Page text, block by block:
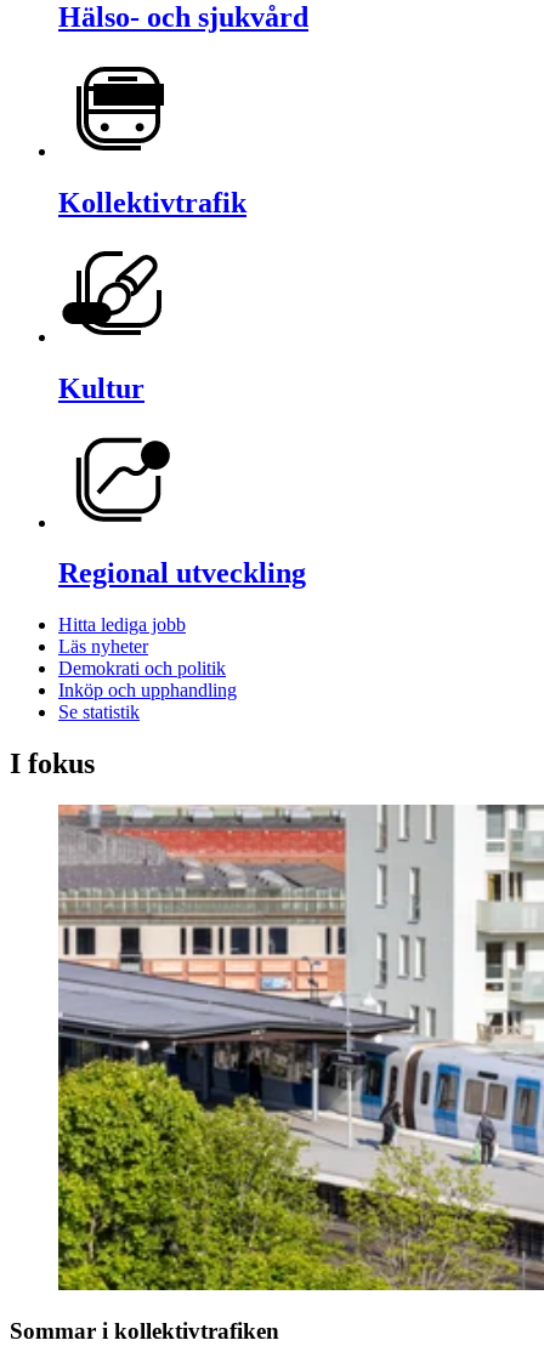
Hälso- och sjukvård
Kollektivtrafik
Kultur
Regional utveckling
Hitta lediga jobb
Läs nyheter
Demokrati och politik
Inköp och upphandling
Se statistik
I fokus
Sommar i kollektivtrafiken